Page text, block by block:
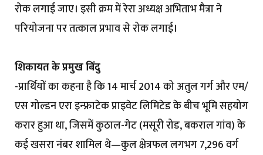
रोक लगाई जाए। इसी क्रम में रेरा अध्यक्ष अभिताभ मैत्रा ने
परियोजना पर तत्काल प्रभाव से रोक लगाई।
शिकायत के प्रमुख बिंदु
-प्रार्थियों का कहना है कि 14 मार्च 2014 को अतुल गर्ग और एम/
एस गोल्डन एरा इन्फ्राटेक प्राइवेट लिमिटेड के बीच भूमि सहयोग
करार हुआ था, जिसमें कुठाल-गेट (मसूरी रोड, बकराल गांव) के
कई खसरा नंबर शामिल थे—कुल क्षेत्रफल लगभग 7,296 वर्ग